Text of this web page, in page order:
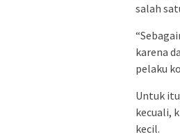
salah
karena
pelaku
Untuk
kecuali,
kecil.